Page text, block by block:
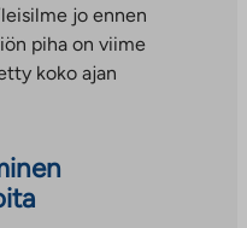
jo ennen
piha on viime
koko ajan